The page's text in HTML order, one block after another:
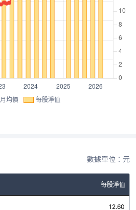
月均價 每股淨值
數據單位：元
每股淨值
12.60